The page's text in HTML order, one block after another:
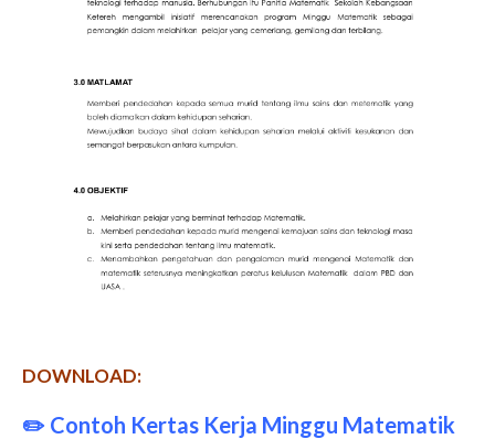
DOWNLOAD:
✏️ Contoh Kertas Kerja Minggu Matematik